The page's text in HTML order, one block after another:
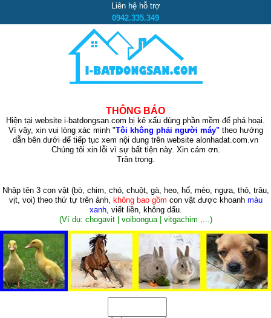
Liên hệ hỗ trợ
0942.335.349
THÔNG BÁO
Hiện tại website i-batdongsan.com bị kẻ xấu dùng phần mềm để phá hoại.
Vì vậy, xin vui lòng xác minh "Tôi không phải người máy"theo hướng
dẫn bên dưới để tiếp tục xem nội dung trên website alonhadat.com.vn
Chúng tôi xin lỗi vì sự bất tiện này. Xin cám ơn.
Trân trọng.
Nhập tên 3 con vật (bò, chim, chó, chuột, gà, heo, hổ, mèo, ngựa, thỏ, trâu,
vịt, voi)theo thứ tự trên ảnh, không bao gồm con vật được khoanh màu
xanh, viết liền, không dấu.
(Ví dụ: chogavit | voibongua | vitgachim ,...)